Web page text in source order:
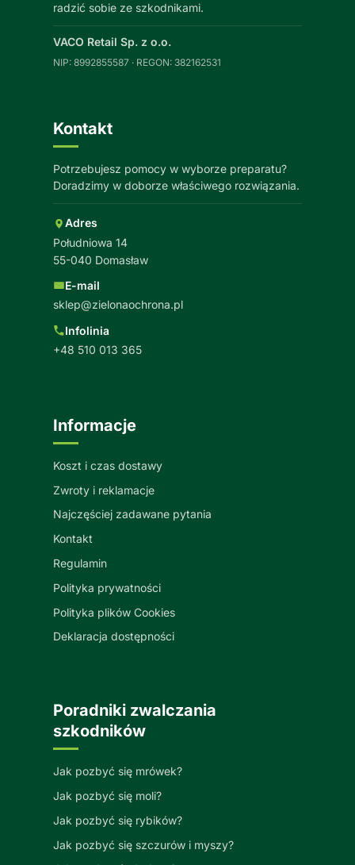
radzić sobie ze szkodnikami.
VACO Retail Sp. z o.o.
NIP: 8992855587 · REGON: 382162531
Kontakt
Potrzebujesz pomocy w wyborze preparatu?
Doradzimy w doborze właściwego rozwiązania.
Adres
Południowa 14
55-040 Domasław
E-mail
sklep@zielonaochrona.pl
Infolinia
+48 510 013 365
Informacje
Koszt i czas dostawy
Zwroty i reklamacje
Najczęściej zadawane pytania
Kontakt
Regulamin
Polityka prywatności
Polityka plików Cookies
Deklaracja dostępności
Poradniki zwalczania
szkodników
Jak pozbyć się mrówek?
Jak pozbyć się moli?
Jak pozbyć się rybików?
Jak pozbyć się szczurów i myszy?